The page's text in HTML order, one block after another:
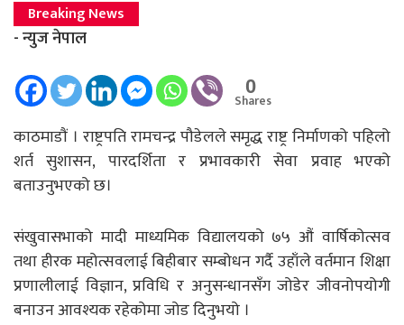
Breaking News
- न्युज नेपाल
0
Shares
काठमाडाैं । राष्ट्रपति रामचन्द्र पौडेलले समृद्ध राष्ट्र निर्माणको पहिलो
शर्त सुशासन, पारदर्शिता र प्रभावकारी सेवा प्रवाह भएको
बताउनुभएको छ।
संखुवासभाको मादी माध्यमिक विद्यालयको ७५ औं वार्षिकोत्सव
तथा हीरक महोत्सवलाई बिहीबार सम्बोधन गर्दै उहाँले वर्तमान शिक्षा
प्रणालीलाई विज्ञान, प्रविधि र अनुसन्धानसँग जोडेर जीवनोपयोगी
बनाउन आवश्यक रहेकोमा जोड दिनुभयो ।